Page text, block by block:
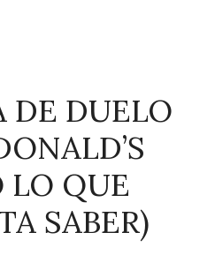
DE DUELO
LO QUE
SABER)